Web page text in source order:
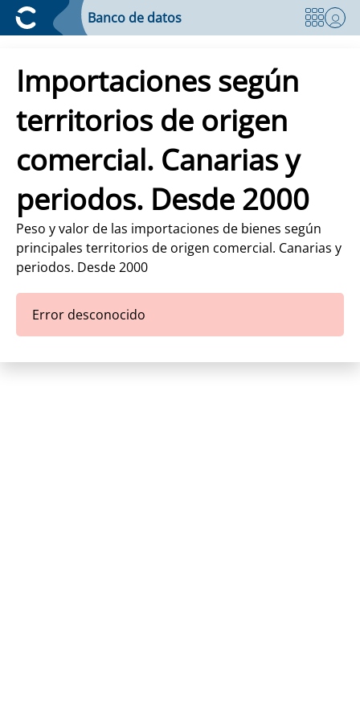
Banco de datos
Importaciones según
territorios de origen
comercial. Canarias y
periodos. Desde 2000
Peso y valor de las importaciones de bienes según
principales territorios de origen comercial. Canarias y
periodos. Desde 2000
Error desconocido